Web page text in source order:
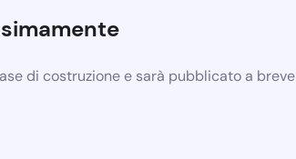
di costruzione e sarà pubblicato a breve